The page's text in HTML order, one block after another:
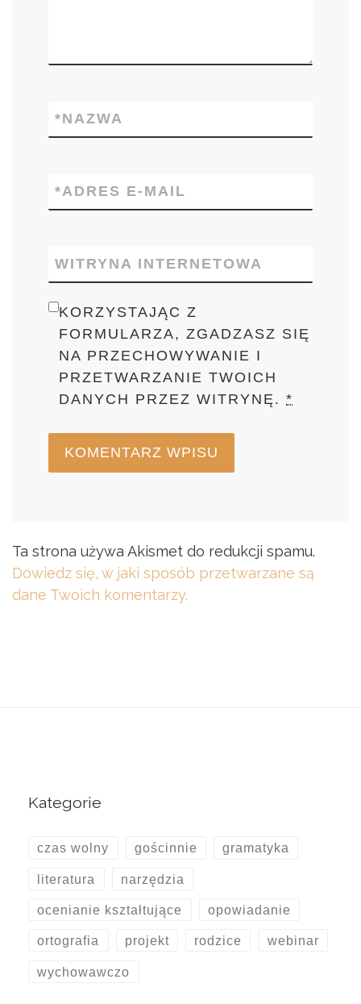
NAZWA
*
ADRES E-MAIL
*
WITRYNA INTERNETOWA
KORZYSTAJĄC Z
FORMULARZA, ZGADZASZ SIĘ
NA PRZECHOWYWANIE I
PRZETWARZANIE TWOICH
DANYCH PRZEZ WITRYNĘ.*
Ta strona używa Akismet do redukcji spamu.
Dowiedz się, w jaki sposób przetwarzane są
dane Twoich komentarzy.
Kategorie
czas wolny gościnnie gramatyka
literatura narzędzia
ocenianie kształtujące opowiadanie
ortografia projekt rodzice webinar
wychowawczo